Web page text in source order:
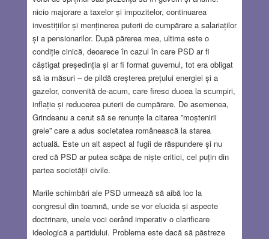
nicio majorare a taxelor și impozitelor, continuarea
investițiilor și menținerea puterii de cumpărare a salariaților
și a pensionarilor. După părerea mea, ultima este o
condiție cinică, deoarece în cazul în care PSD ar fi
câștigat președinția și ar fi format guvernul, tot era obligat
să ia măsuri – de pildă creșterea prețului energiei și a
gazelor, convenită de-acum, care firesc ducea la scumpiri,
inflație și reducerea puterii de cumpărare. De asemenea,
Grindeanu a cerut să se renunțe la citarea ”moștenirii
grele” care a adus societatea românească la starea
actuală. Este un alt aspect al fugii de răspundere și nu
cred că PSD ar putea scăpa de niște critici, cel puțin din
partea societății civile.
Marile schimbări ale PSD urmează să aibă loc la
congresul din toamnă, unde se vor elucida și aspecte
doctrinare, unele voci cerând imperativ o clarificare
ideologică a partidului. Problema este dacă să păstreze